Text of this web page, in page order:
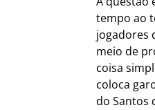
tempo ao
jogadores
meio de
coisa
coloca
do Santos